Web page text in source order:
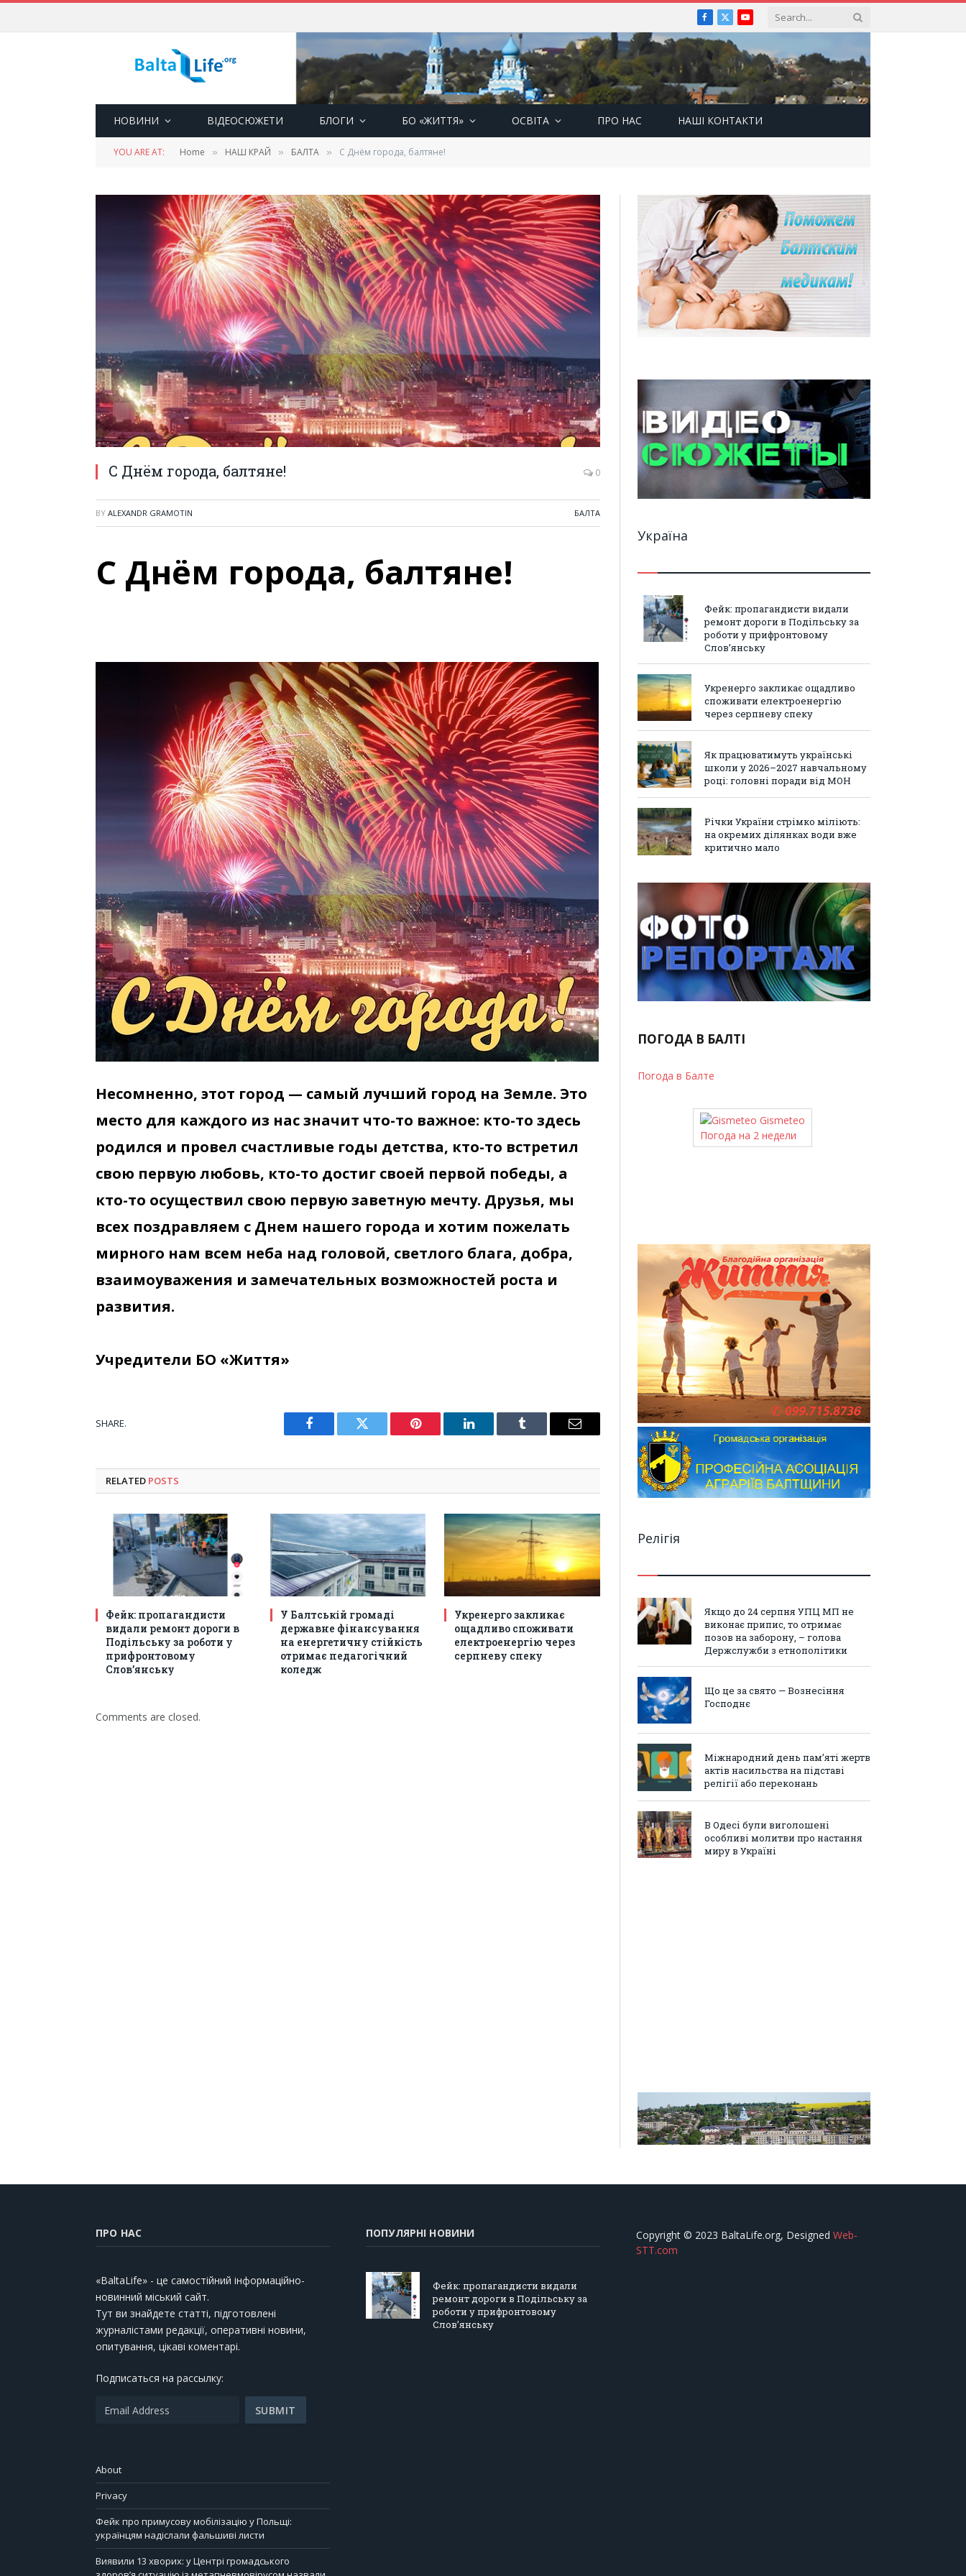
Facebook
X
(Twitter)
YouTube
НОВИНИ ВІДЕОСЮЖЕТИ БЛОГИ БО «ЖИТТЯ» ОСВІТА ПРО НАС НАШІ КОНТАКТИ
YOU ARE AT: Home » НАШ КРАЙ » БАЛТА » С Днём города, балтяне!
С Днём города, балтяне! 0
BY ALEXANDR GRAMOTIN БАЛТА
С Днём города, балтяне!
Несомненно, этот город — самый лучший город на Земле. Это
место для каждого из нас значит что-то важное: кто-то здесь
родился и провел счастливые годы детства, кто-то встретил
свою первую любовь, кто-то достиг своей первой победы, а
кто-то осуществил свою первую заветную мечту. Друзья, мы
всех поздравляем с Днем нашего города и хотим пожелать
мирного нам всем неба над головой, светлого блага, добра,
взаимоуважения и замечательных возможностей роста и
развития.
Учредители БО «Життя»
SHARE.
Facebook Twitter Pinterest LinkedIn Tumblr Email
RELATED POSTS
Фейк: пропагандисти
видали ремонт дороги в
Подільську за роботи у
прифронтовому
Слов’янську
У Балтській громаді
державне фінансування
на енергетичну стійкість
отримає педагогічний
коледж
Укренерго закликає
ощадливо споживати
електроенергію через
серпневу спеку
Comments are closed.
Україна
Фейк: пропагандисти видали
ремонт дороги в Подільську за
роботи у прифронтовому
Слов’янську
Укренерго закликає ощадливо
споживати електроенергію
через серпневу спеку
Як працюватимуть українські
школи у 2026–2027 навчальному
році: головні поради від МОН
Річки України стрімко міліють:
на окремих ділянках води вже
критично мало
ПОГОДА В БАЛТІ
Погода в Балте
Gismeteo
Погода на 2 недели
Релігія
Якщо до 24 серпня УПЦ МП не
виконає припис, то отримає
позов на заборону, – голова
Держслужби з етнополітики
Що це за свято — Вознесіння
Господнє
Міжнародний день пам’яті жертв
актів насильства на підставі
релігії або переконань
В Одесі були виголошені
особливі молитви про настання
миру в Україні
ПРО НАС
«BaltaLife» - це самостійний інформаційно-
новинний міський сайт.
Тут ви знайдете статті, підготовлені
журналістами редакції, оперативні новини,
опитування, цікаві коментарі.
Подписаться на рассылку:
ПОПУЛЯРНІ НОВИНИ
Фейк: пропагандисти видали
ремонт дороги в Подільську за
роботи у прифронтовому
Слов’янську
Copyright © 2023 BaltaLife.org, Designed Web-
STT.com
About
Privacy
Фейк про примусову мобілізацію у Польщі:
українцям надіслали фальшиві листи
Виявили 13 хворих: у Центрі громадського